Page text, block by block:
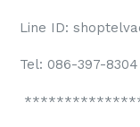
Line ID:
Tel: 086-397-8304